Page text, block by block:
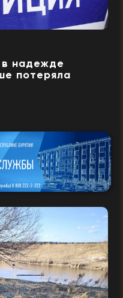
в надежде
потеряла